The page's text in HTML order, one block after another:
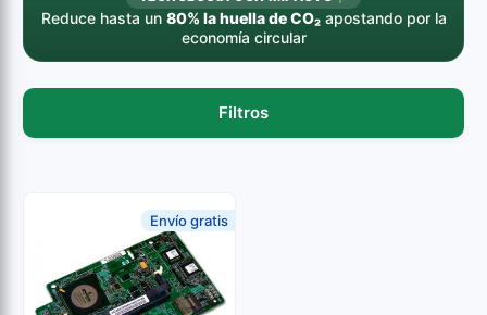
Reduce hasta un 80% la huella de CO₂apostando por la
economía circular
Filtros
Envío gratis